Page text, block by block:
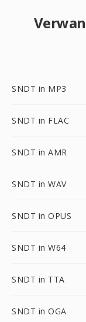
SNDT in MP3
SNDT in FLAC
SNDT in AMR
SNDT in WAV
SNDT in OPUS
SNDT in W64
SNDT in TTA
SNDT in OGA